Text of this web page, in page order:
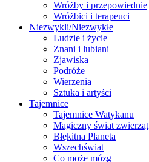
Wróżby i przepowiednie
Wróżbici i terapeuci
Niezwykli/Niezwykłe
Ludzie i życie
Znani i lubiani
Zjawiska
Podróże
Wierzenia
Sztuka i artyści
Tajemnice
Tajemnice Watykanu
Magiczny świat zwierząt
Błękitna Planeta
Wszechświat
Co może mózg